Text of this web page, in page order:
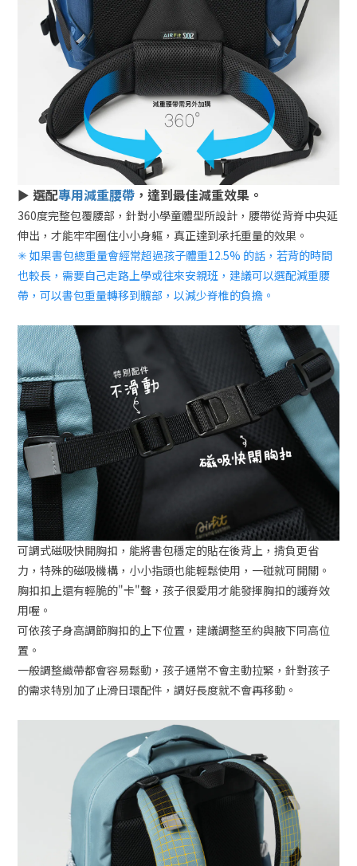
► 選配專用減重腰帶 ，達到最佳減重效果。
360度完整包覆腰部，針對小學童體型所設計，腰帶從背脊中央延
伸出，才能牢牢圈住小小身軀，真正達到承托重量的效果。
✳ 如果書包總重量會經常超過孩子體重12.5% 的話，若背的時間
也較長，需要自己走路上學或往來安親班，建議可以選配減重腰
帶，可以書包重量轉移到髖部，以減少脊椎的負擔。
可調式磁吸快開胸扣，能將書包穩定的貼在後背上，揹負更省
力，特殊的磁吸機構，小小指頭也能輕鬆使用，一碰就可開關。
胸扣扣上還有輕脆的"卡"聲，孩子很愛用才能發揮胸扣的護脊效
用喔。
可依孩子身高調節胸扣的上下位置，建議調整至約與腋下同高位
置。
一般調整織帶都會容易鬆動，孩子通常不會主動拉緊，針對孩子
的需求特別加了止滑日環配件，調好長度就不會再移動。